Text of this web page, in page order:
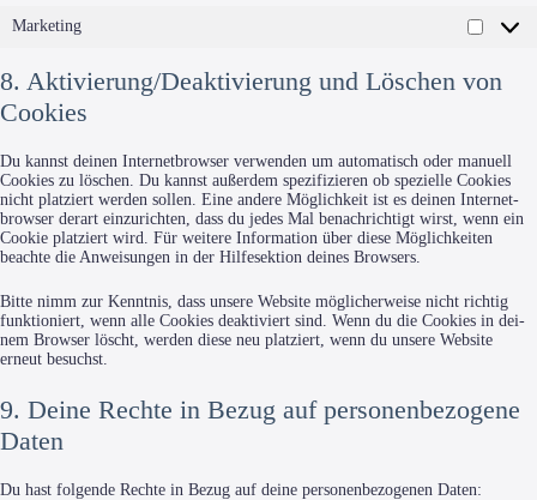
Marketing
8. Aktivierung/Deaktivierung und Löschen von
Cookies
Du kannst dei­nen Inter­net­brow­ser ver­wen­den um auto­ma­tisch oder manu­ell
Coo­kies zu löschen. Du kannst außer­dem spe­zi­fi­zie­ren ob spe­zi­el­le Coo­kies
nicht plat­ziert wer­den sol­len. Eine ande­re Mög­lich­keit ist es dei­nen Inter­net­
brow­ser der­art ein­zu­rich­ten, dass du jedes Mal benach­rich­tigt wirst, wenn ein
Coo­kie plat­ziert wird. Für wei­te­re Infor­ma­ti­on über die­se Mög­lich­kei­ten
beach­te die Anwei­sun­gen in der Hilf­e­sek­ti­on dei­nes Browsers.
Bit­te nimm zur Kennt­nis, dass unse­re Web­site mög­li­cher­wei­se nicht rich­tig
funk­tio­niert, wenn alle Coo­kies deak­ti­viert sind. Wenn du die Coo­kies in dei­
nem Brow­ser löscht, wer­den die­se neu plat­ziert, wenn du unse­re Web­site
erneut besuchst.
9. Deine Rechte in Bezug auf personenbezogene
Daten
Du hast fol­gen­de Rech­te in Bezug auf dei­ne per­so­nen­be­zo­ge­nen Daten: